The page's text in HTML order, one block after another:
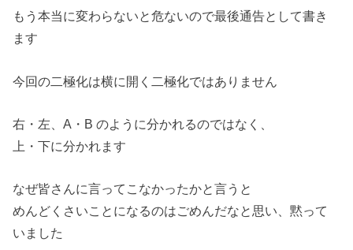
もう本当に変わらないと危ないので最後通告として書き
ます
今回の二極化は横に開く二極化ではありません
右・左、A・B のように分かれるのではなく、
上・下に分かれます
なぜ皆さんに言ってこなかったかと言うと
めんどくさいことになるのはごめんだなと思い、黙って
いました